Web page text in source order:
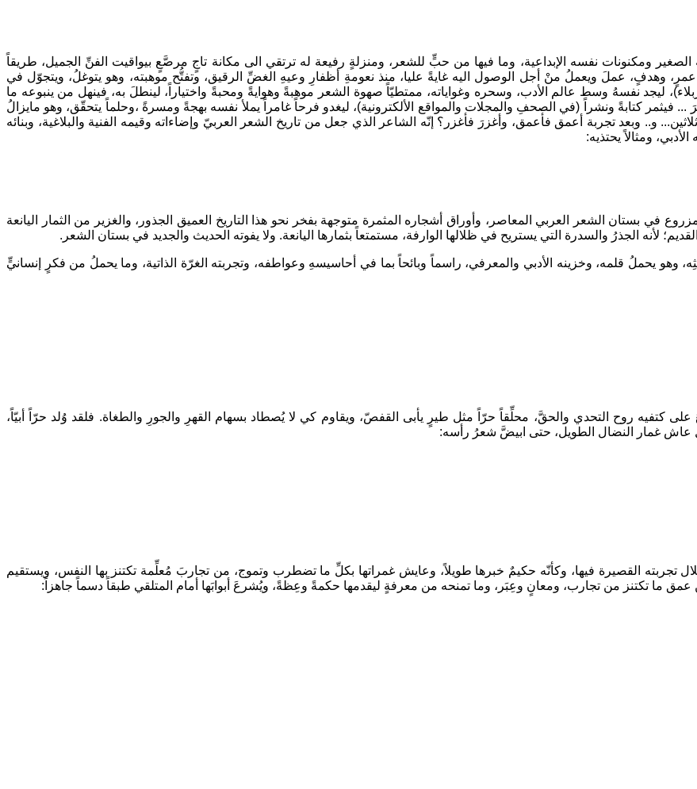
الصغير ومكنونات نفسه الإبداعية، وما فيها من حبٍّ للشعر، ومنزلةٍ رفيعة له ترتقي الى مكانة تاجٍ مرصَّعٍ بيواقيت الفنِّ الجميل، طريقاً
وهدفٍ، عملَ ويعملُ منْ أجل الوصول اليه غايةً عليا، منذ نعومةِ أظفارِ وعيهِ الغضِّ الرقيق، وتفتُّح موهبته، وهو يتوغلُ، ويتجوّل في
ليجد نفسهُ وسط عالم الأدب، وسحره وغواياته، ممتطيّاً صهوة الشعر موهبةً وهوايةً ومحبةً واختياراً، لينطلَ به، فينهل من ينبوعه ما
فيثمر كتابةً ونشراً (في الصحفِ والمجلات والمواقع الألكترونية)، ليغدو فرحاً غامراً يملأ نفسه بهجةً ومسرةً ،وحلماً يتحقّق، وهو مايزالُ
و.. وبعد تجربة أعمق فأعمق، وأغزرَ فأغزر؟ إنّه الشاعر الذي جعل من تاريخ الشعر العربيّ وإضاءاته وقيمه الفنية والبلاغية، وبنائه
ومثالاً يحتذيه:
بستان الشعر العربي المعاصر، وأوراق أشجاره المثمرة متوجهة بفخر نحو هذا التاريخ العميق الجذور، والغزير من الثمار اليانعة
لأنه الجذرُ والسدرة التي يستريح في ظلالها الوارفة، مستمتعاً بثمارها اليانعة. ولا يفوته الحديث والجديد في بستان الشعر.
وهو يحملُ قلمه، وخزينه الأدبي والمعرفي، راسماً وبائحاً بما في أحاسيسهِ وعواطفه، وتجربته الغرّة الذاتية، وما يحملُ من فكرٍ إنسانيٍّ
كتفيه روح التحدي والحقَّ، محلِّقاً حرّاً مثل طيرٍ يأبى القفصّ، ويقاوم كي لا يُصطاد بسهام القهرِ والجورِ والطغاة. فلقد وُلد حرّاً أبيّاً،
عاش غمار النضال الطويل، حتى ابيضَّ شعرُ رأسه:
تجربته القصيرة فيها، وكأنّه حكيمٌ خبرها طويلاً، وعايش غمراتها بكلِّ ما تضطرب وتموج، من تجاربَ مُعلِّمة تكتنز بها النفس، ويستقيم
عمق ما تكتنز من تجارب، ومعانٍ وعِبَر، وما تمنحه من معرفةٍ ليقدمها حكمةً وعِظةً، ويُشرعَ أبوابَها أمام المتلقي طبقاً دسماً جاهزاً: